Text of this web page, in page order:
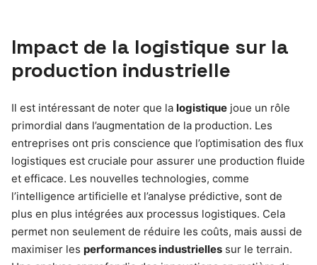
Impact de la logistique sur la
production industrielle
Il est intéressant de noter que la logistique joue un rôle
primordial dans l’augmentation de la production. Les
entreprises ont pris conscience que l’optimisation des flux
logistiques est cruciale pour assurer une production fluide
et efficace. Les nouvelles technologies, comme
l’intelligence artificielle et l’analyse prédictive, sont de
plus en plus intégrées aux processus logistiques. Cela
permet non seulement de réduire les coûts, mais aussi de
maximiser les performances industrielles sur le terrain.